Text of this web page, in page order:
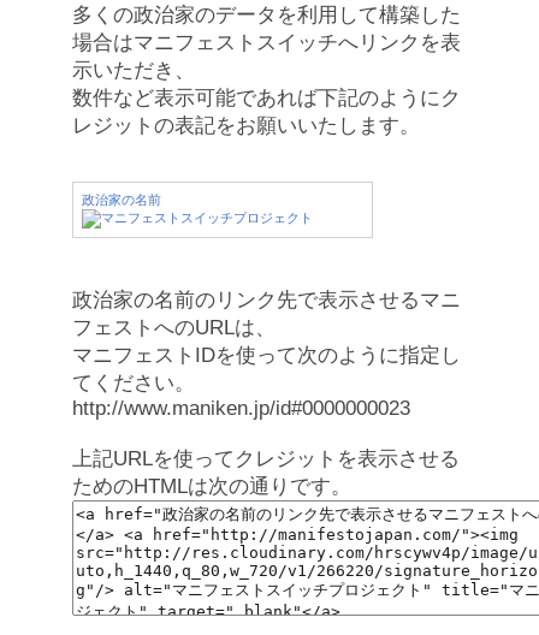
多くの政治家のデータを利用して構築した
場合はマニフェストスイッチへリンクを表
示いただき、
数件など表示可能であれば下記のようにク
レジットの表記をお願いいたします。
政治家の名前
政治家の名前のリンク先で表示させるマニ
フェストへのURLは、
マニフェストIDを使って次のように指定し
てください。
http://www.maniken.jp/id#0000000023
上記URLを使ってクレジットを表示させる
ためのHTMLは次の通りです。